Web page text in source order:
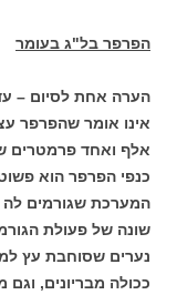
הפרפר בל"ג בעומר
הערה אחת לסיום –
אינו אומר שהפרפר
אלף ואחד פרמטרים
כנפי הפרפר הוא
המערכת שגורמים לה
שונה של פעולת
נערים שסוחבת עץ
ככולה מבריונים,